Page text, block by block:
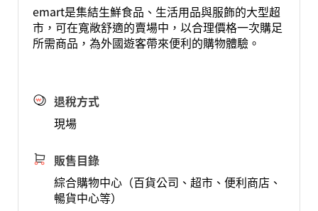
emart是集結生鮮食品、生活用品與服飾的大型超
市，可在寬敞舒適的賣場中，以合理價格一次購足
所需商品，為外國遊客帶來便利的購物體驗。
退稅方式
現場
販售目錄
綜合購物中心（百貨公司、超市、便利商店、
暢貨中心等）